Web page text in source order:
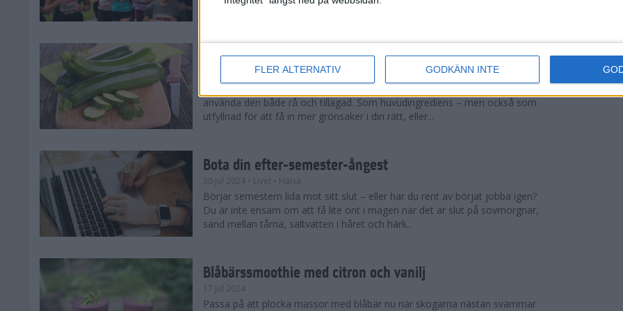
FLER ALTERNATIV GODKÄNN INTE
tips både till dig som satsar på ett rejält pers och t...
Enkla och goda zucchinirecept
• Livet• Recept
använda den både rå och tillagad. Som huvudingrediens – men också som
utfyllnad för att få in mer grönsaker i din rätt, eller...
Bota din efter-semester-ångest
30 jul 2024 • Livet • Hälsa
Börjar semestern lida mot sitt slut – eller har du rent av börjat jobba igen?
Du är inte ensam om att få lite ont i magen när det är slut på sovmorgnar,
sand mellan tårna, saltvatten i håret och härli...
Blåbärssmoothie med citron och vanilj
17 jul 2024
Passa på att plocka massor med blåbär nu när skogarna nästan svämmar